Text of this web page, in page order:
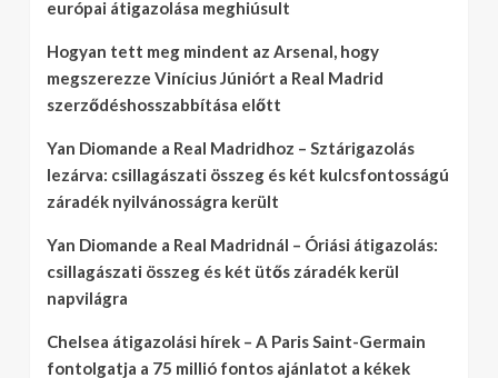
európai átigazolása meghiúsult
Hogyan tett meg mindent az Arsenal, hogy
megszerezze Vinícius Júniórt a Real Madrid
szerződéshosszabbítása előtt
Yan Diomande a Real Madridhoz – Sztárigazolás
lezárva: csillagászati összeg és két kulcsfontosságú
záradék nyilvánosságra került
Yan Diomande a Real Madridnál – Óriási átigazolás:
csillagászati összeg és két ütős záradék kerül
napvilágra
Chelsea átigazolási hírek – A Paris Saint-Germain
fontolgatja a 75 millió fontos ajánlatot a kékek